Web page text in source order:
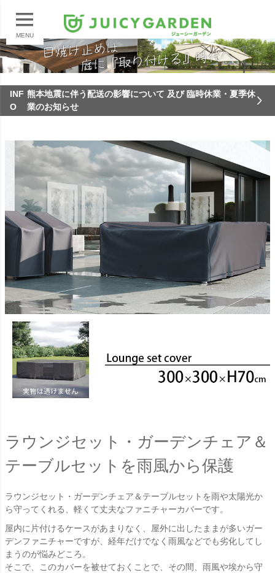
MENU
INF
O
熊本地震に伴う配送の影響について 及び 臨時休業・夏季休
業のお知らせ
ラウンジセット・ガーデンチェア＆
テーブルセットを雨風から保護
ラウンジセット・ガーデンチェア＆テーブルセットを雨や太陽光か
ら守ってくれる、軽くて丈夫なファニチャーカバーです。
屋内に片付けるケースがあまりなく、屋外に出したままが多いガー
デンファニチャーですが、経年だけでなく雨風などでも劣化してし
まうのが悩みどころ。
そこで、このカバーを被せておくことで、その間、雨風や埃から守